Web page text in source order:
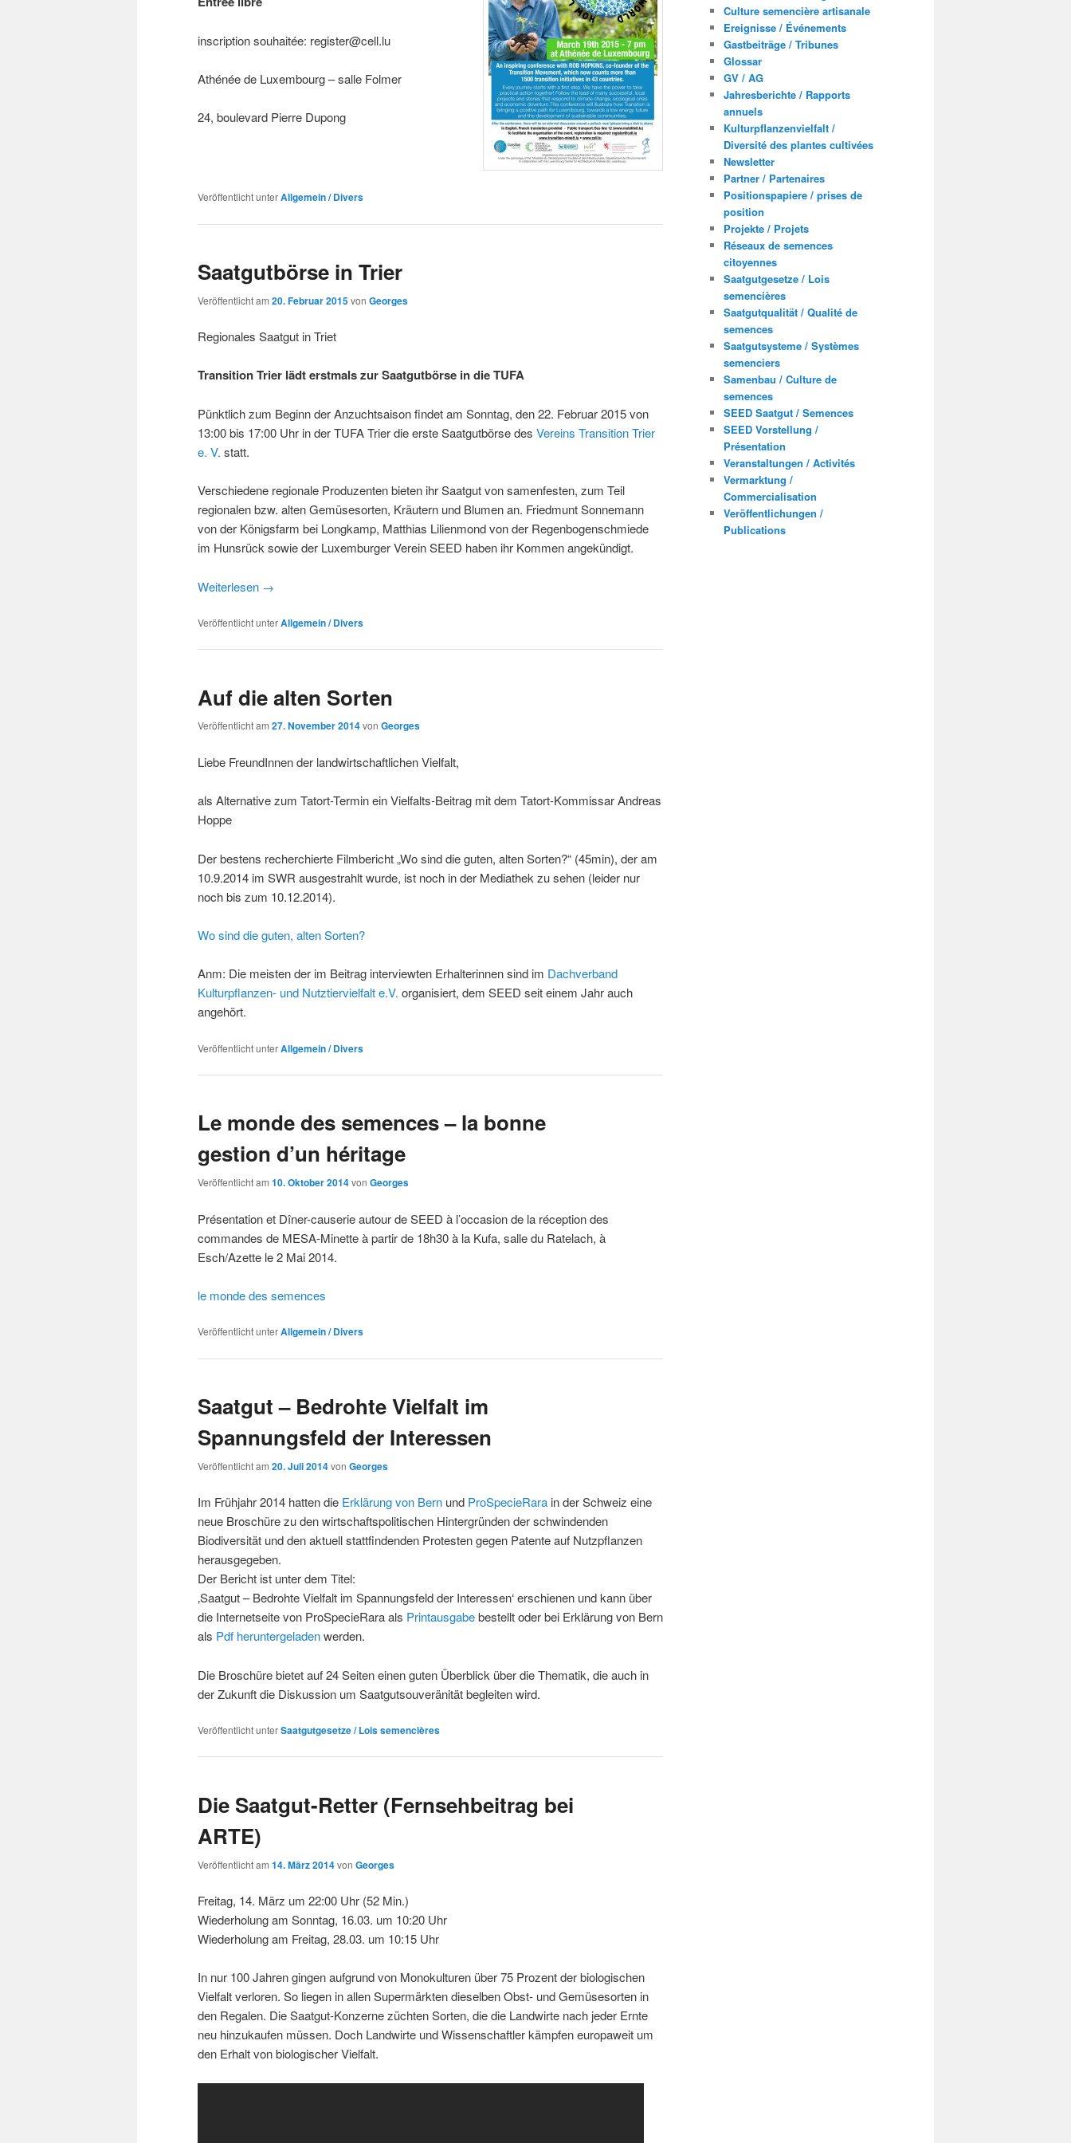
inscription souhaitée: register@cell.lu
Athénée de Luxembourg – salle Folmer
24, boulevard Pierre Dupong
Veröffentlicht unterAllgemein / Divers
Saatgutbörse in Trier
Veröffentlicht am 20. Februar 2015von Georges
Regionales Saatgut in Triet
Transition Trier lädt erstmals zur Saatgutbörse in die TUFA
Pünktlich zum Beginn der Anzuchtsaison findet am Sonntag, den 22. Februar 2015 von
13:00 bis 17:00 Uhr in der TUFA Trier die erste Saatgutbörse des Vereins Transition Trier
e. V. statt.
Verschiedene regionale Produzenten bieten ihr Saatgut von samenfesten, zum Teil
regionalen bzw. alten Gemüsesorten, Kräutern und Blumen an. Friedmunt Sonnemann
von der Königsfarm bei Longkamp, Matthias Lilienmond von der Regenbogenschmiede
im Hunsrück sowie der Luxemburger Verein SEED haben ihr Kommen angekündigt.
Weiterlesen →
Veröffentlicht unterAllgemein / Divers
Auf die alten Sorten
Veröffentlicht am 27. November 2014von Georges
Liebe FreundInnen der landwirtschaftlichen Vielfalt,
als Alternative zum Tatort-Termin ein Vielfalts-Beitrag mit dem Tatort-Kommissar Andreas
Hoppe
Der bestens recherchierte Filmbericht „Wo sind die guten, alten Sorten?“ (45min), der am
10.9.2014 im SWR ausgestrahlt wurde, ist noch in der Mediathek zu sehen (leider nur
noch bis zum 10.12.2014).
Wo sind die guten, alten Sorten?
Anm: Die meisten der im Beitrag interviewten Erhalterinnen sind im Dachverband
Kulturpflanzen- und Nutztiervielfalt e.V. organisiert, dem SEED seit einem Jahr auch
angehört.
Veröffentlicht unterAllgemein / Divers
Le monde des semences – la bonne
gestion d’un héritage
Veröffentlicht am 10. Oktober 2014von Georges
Présentation et Dîner-causerie autour de SEED à l’occasion de la réception des
commandes de MESA-Minette à partir de 18h30 à la Kufa, salle du Ratelach, à
Esch/Azette le 2 Mai 2014.
le monde des semences
Veröffentlicht unterAllgemein / Divers
Saatgut – Bedrohte Vielfalt im
Spannungsfeld der Interessen
Veröffentlicht am 20. Juli 2014von Georges
Im Frühjahr 2014 hatten die Erklärung von Bern und ProSpecieRara in der Schweiz eine
neue Broschüre zu den wirtschaftspolitischen Hintergründen der schwindenden
Biodiversität und den aktuell stattfindenden Protesten gegen Patente auf Nutzpflanzen
herausgegeben.
Der Bericht ist unter dem Titel:
‚Saatgut – Bedrohte Vielfalt im Spannungsfeld der Interessen‘ erschienen und kann über
die Internetseite von ProSpecieRara als Printausgabebestellt oder bei Erklärung von Bern
als Pdf heruntergeladenwerden.
Die Broschüre bietet auf 24 Seiten einen guten Überblick über die Thematik, die auch in
der Zukunft die Diskussion um Saatgutsouveränität begleiten wird.
Veröffentlicht unterSaatgutgesetze / Lois semencières
Die Saatgut-Retter (Fernsehbeitrag bei
ARTE)
Veröffentlicht am 14. März 2014von Georges
Freitag, 14. März um 22:00 Uhr (52 Min.)
Wiederholung am Sonntag, 16.03. um 10:20 Uhr
Wiederholung am Freitag, 28.03. um 10:15 Uhr
In nur 100 Jahren gingen aufgrund von Monokulturen über 75 Prozent der biologischen
Vielfalt verloren. So liegen in allen Supermärkten dieselben Obst- und Gemüsesorten in
den Regalen. Die Saatgut-Konzerne züchten Sorten, die die Landwirte nach jeder Ernte
neu hinzukaufen müssen. Doch Landwirte und Wissenschaftler kämpfen europaweit um
den Erhalt von biologischer Vielfalt.
Culture semencière artisanale
Ereignisse / Événements
Gastbeiträge / Tribunes
Glossar
GV / AG
Jahresberichte / Rapports
annuels
Kulturpflanzenvielfalt /
Diversité des plantes cultivées
Newsletter
Partner / Partenaires
Positionspapiere / prises de
position
Projekte / Projets
Réseaux de semences
citoyennes
Saatgutgesetze / Lois
semencières
Saatgutqualität / Qualité de
semences
Saatgutsysteme / Systèmes
semenciers
Samenbau / Culture de
semences
SEED Saatgut / Semences
SEED Vorstellung /
Présentation
Veranstaltungen / Activités
Vermarktung /
Commercialisation
Veröffentlichungen /
Publications